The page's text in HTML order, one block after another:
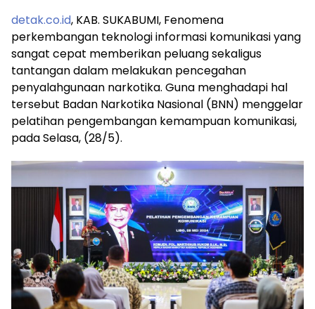
detak.co.id, KAB. SUKABUMI, Fenomena
perkembangan teknologi informasi komunikasi yang
sangat cepat memberikan peluang sekaligus
tantangan dalam melakukan pencegahan
penyalahgunaan narkotika. Guna menghadapi hal
tersebut Badan Narkotika Nasional (BNN) menggelar
pelatihan pengembangan kemampuan komunikasi,
pada Selasa, (28/5).